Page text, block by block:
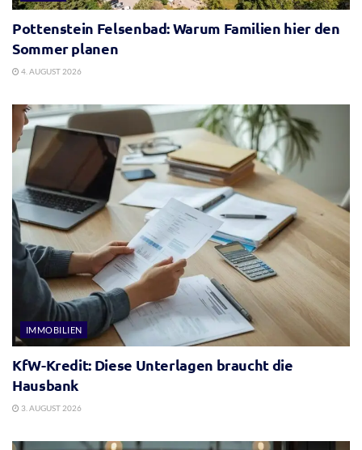
Pottenstein Felsenbad: Warum Familien hier den
Sommer planen
4. AUGUST 2026
IMMOBILIEN
KfW-Kredit: Diese Unterlagen braucht die
Hausbank
3. AUGUST 2026